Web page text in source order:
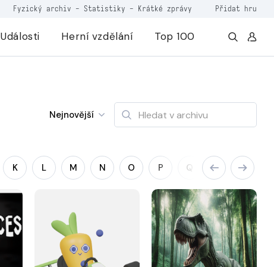
Fyzický archiv - Statistiky - Krátké zprávy Přidat hru
Události Herní vzdělání Top 100
Nejnovější
K L M N O P Q R S